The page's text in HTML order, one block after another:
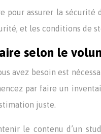
pour assurer la
et les conditions de
selon le
avez besoin est
par faire un
juste.
le contenu d’un